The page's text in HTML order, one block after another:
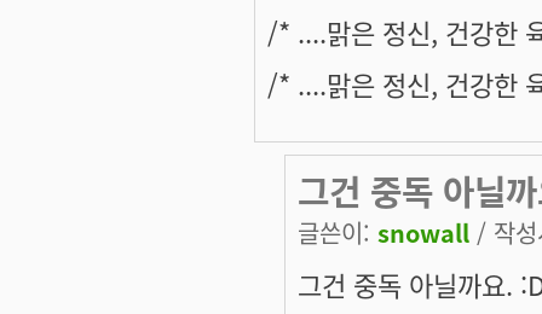
/* ....맑은 정신, 건강한
/* ....맑은 정신, 건강한
그건 중독 아닐
글쓴이: snowall / 작
그건 중독 아닐까요.